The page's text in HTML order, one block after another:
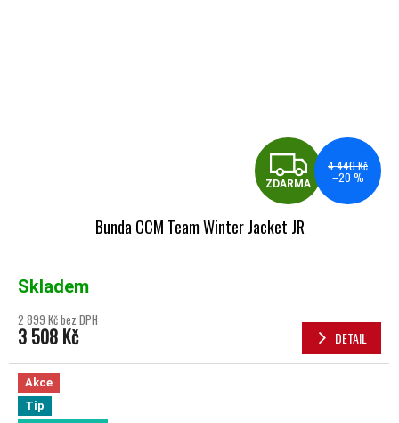
ZDARMA
4 440 Kč
–20 %
Bunda CCM Team Winter Jacket JR
Skladem
2 899 Kč bez DPH
3 508 Kč DETAIL
Akce
Tip